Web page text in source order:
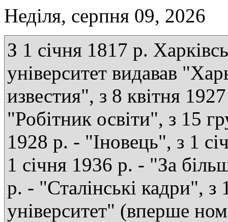
Неділя, серпня 09, 2026
З 1 січня 1817 р.
університет видавав
известия", з 8 квітня
"Робітник освіти", з 15
1928 р. - "Іновець", з 1
1 січня 1936 р. - "За
р. - "Сталінські кадри",
університет" (вперше